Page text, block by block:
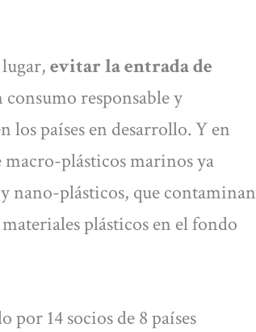
evitar la entrada de
consumo responsable y
los países en desarrollo. Y en
macro-plásticos marinos ya
nano-plásticos, que contaminan
plásticos en el fondo
14 socios de 8 países